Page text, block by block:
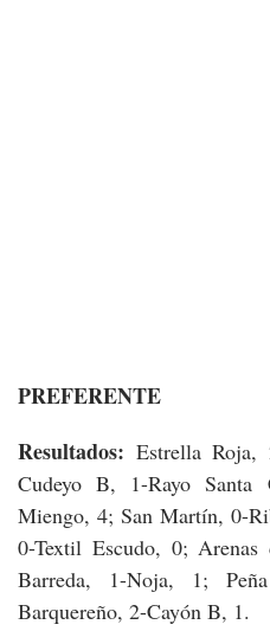
PREFERENTE
Resultados: Estrella Roja,
Cudeyo B, 1-Rayo
Miengo, 4; San Martín, 0-
0-Textil Escudo, 0;
Barreda, 1-Noja, 1;
Barquereño, 2-Cayón B, 1.